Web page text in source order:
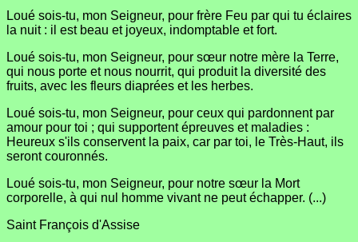
Loué sois-tu, mon Seigneur, pour frère Feu par qui tu éclaires
la nuit : il est beau et joyeux, indomptable et fort.
Loué sois-tu, mon Seigneur, pour sœur notre mère la Terre,
qui nous porte et nous nourrit, qui produit la diversité des
fruits, avec les fleurs diaprées et les herbes.
Loué sois-tu, mon Seigneur, pour ceux qui pardonnent par
amour pour toi ; qui supportent épreuves et maladies :
Heureux s'ils conservent la paix, car par toi, le Très-Haut, ils
seront couronnés.
Loué sois-tu, mon Seigneur, pour notre sœur la Mort
corporelle, à qui nul homme vivant ne peut échapper. (...)
Saint François d'Assise